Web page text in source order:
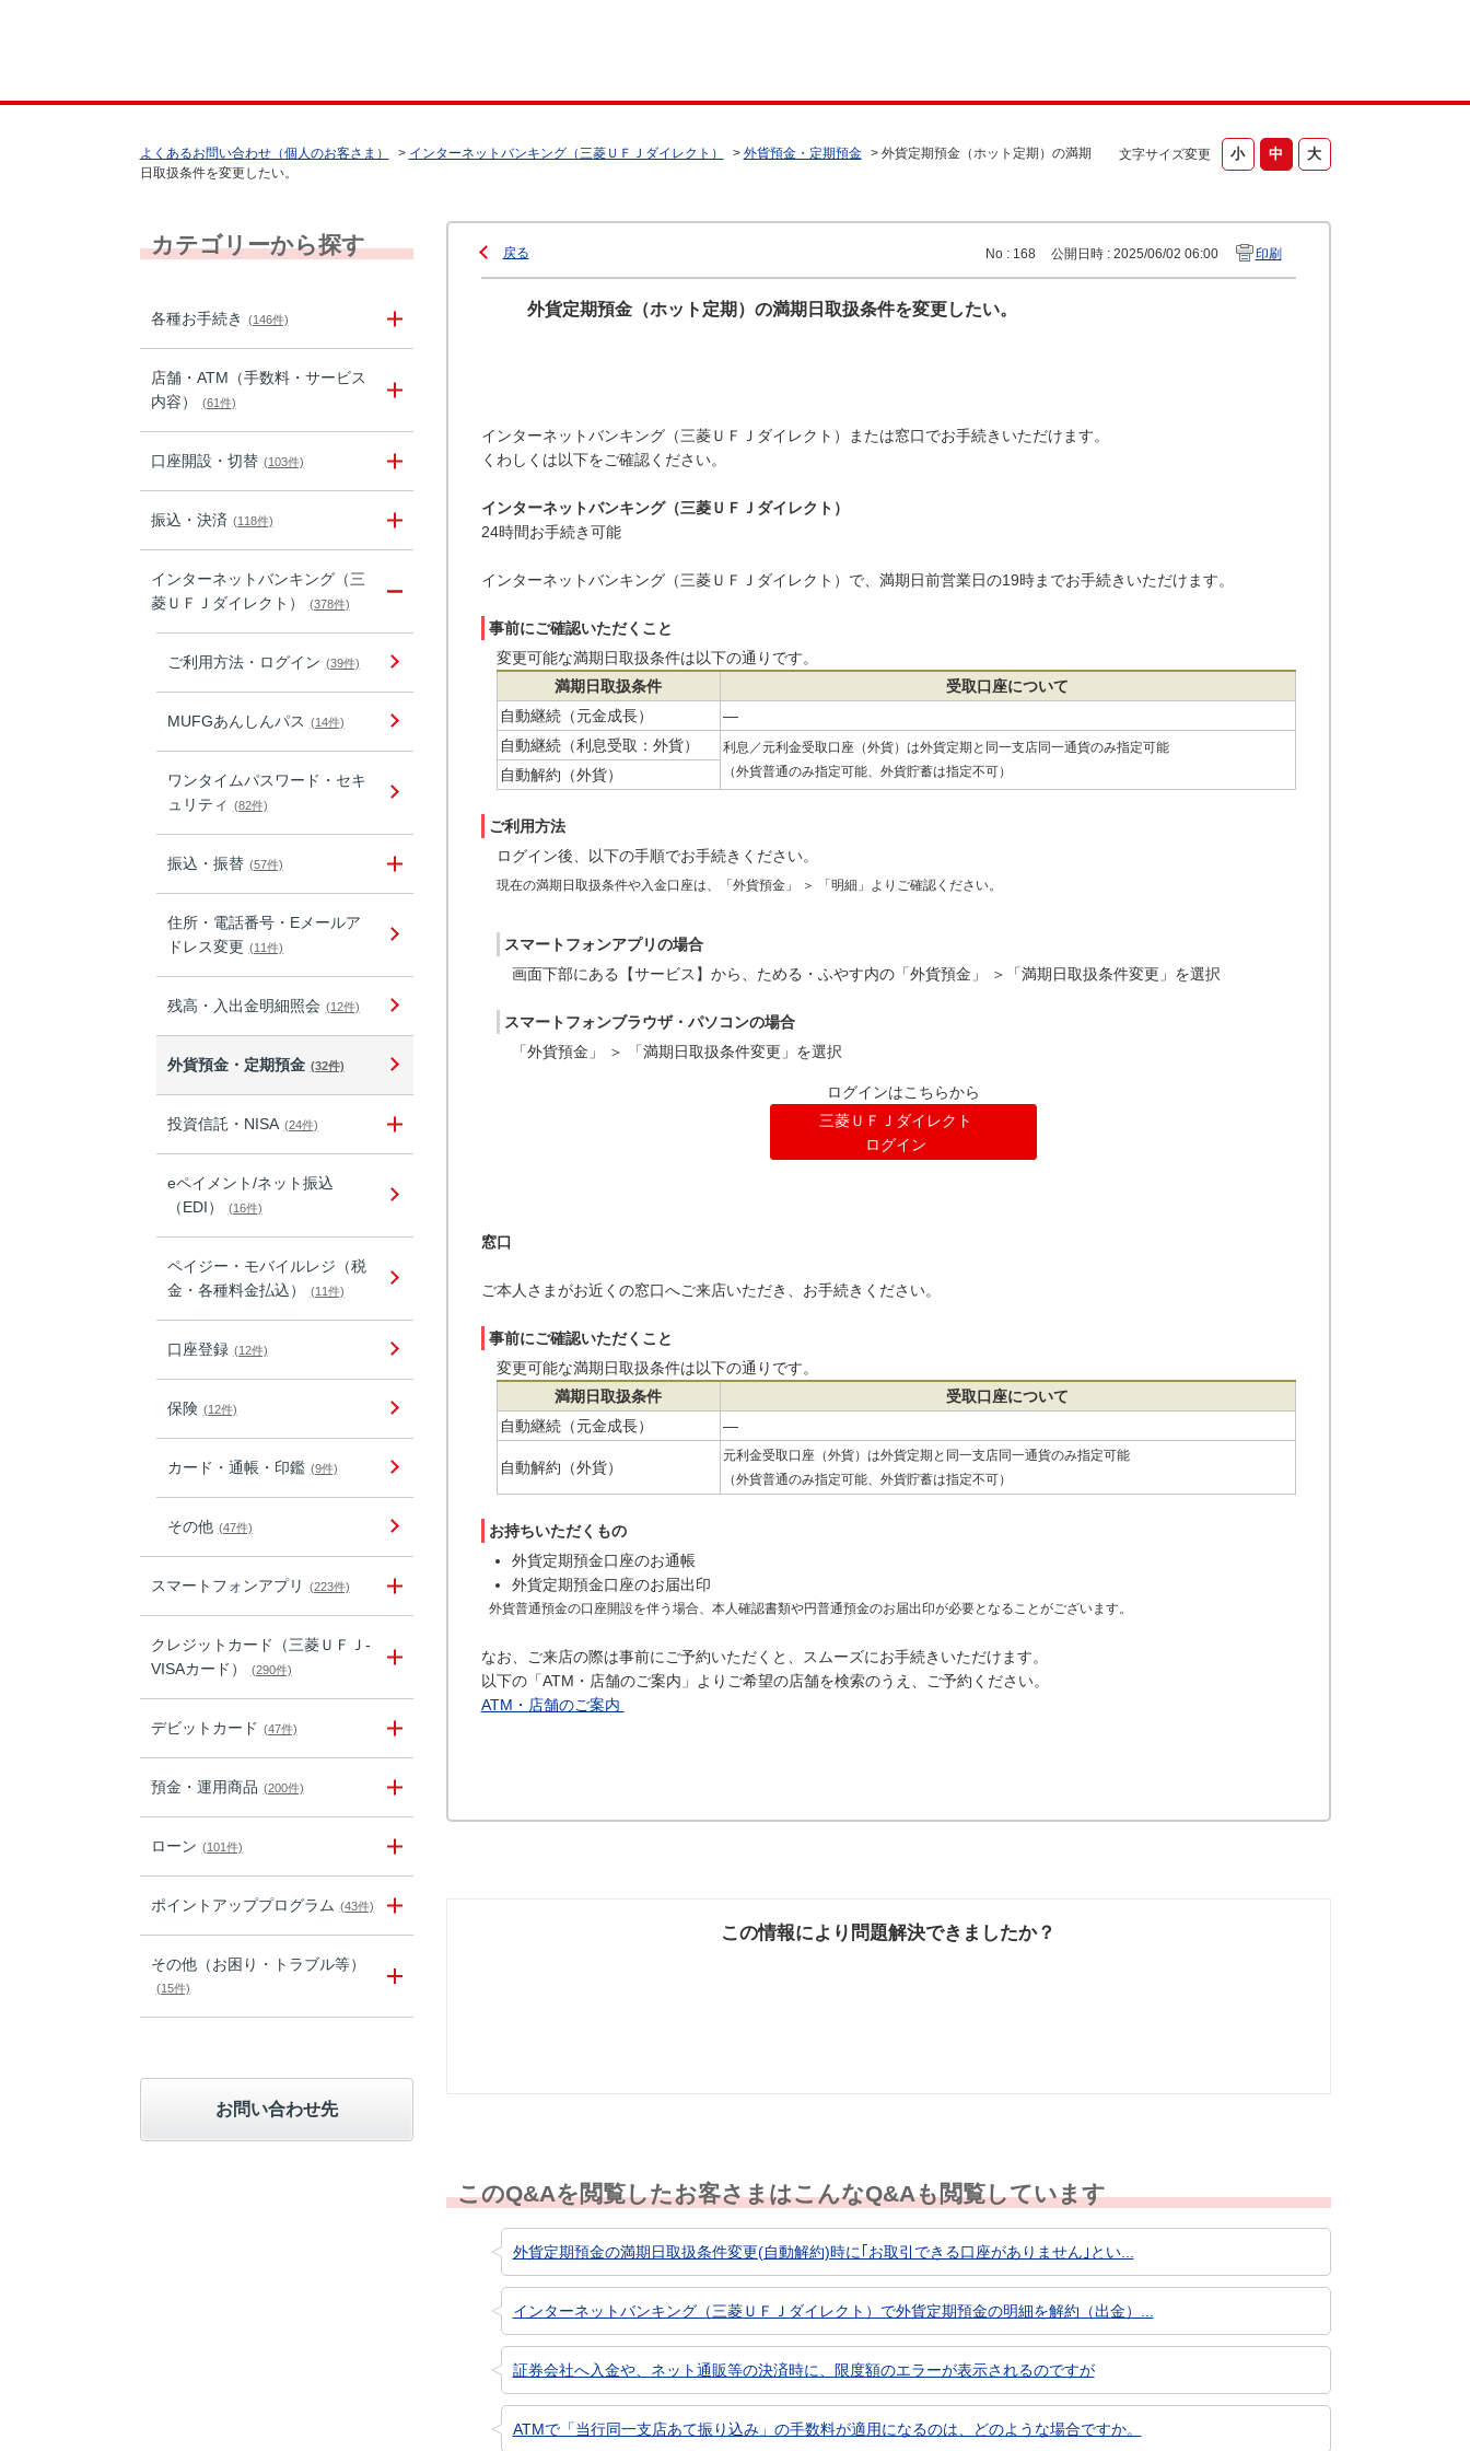
文字サイズ変更
よくあるお問い合わせ（個人のお客さま） > インターネットバンキング（三菱ＵＦＪダイレクト） > 外貨預金・定期預金 > 外貨定期預金（ホット定期）の満期
日取扱条件を変更したい。
カテゴリーから探す
各種お手続き (146件)
店舗・ATM（手数料・サービス
内容）
(61件)
口座開設・切替 (103件)
振込・決済 (118件)
インターネットバンキング（三
菱ＵＦＪダイレクト）
(378件)
ご利用方法・ログイン (39件)
MUFGあんしんパス (14件)
ワンタイムパスワード・セキ
ュリティ
(82件)
振込・振替 (57件)
住所・電話番号・Eメールア
ドレス変更 (11件)
残高・入出金明細照会 (12件)
外貨預金・定期預金 (32件)
投資信託・NISA (24件)
eペイメント/ネット振込
（EDI）
(16件)
ペイジー・モバイルレジ（税
金・各種料金払込）
(11件)
口座登録 (12件)
保険 (12件)
カード・通帳・印鑑 (9件)
その他 (47件)
スマートフォンアプリ (223件)
クレジットカード（三菱ＵＦＪ-
VISAカード）
(290件)
デビットカード (47件)
預金・運用商品 (200件)
ローン (101件)
ポイントアッププログラム (43件)
その他（お困り・トラブル等）
(15件)
お問い合わせ先
戻る No : 168 公開日時 : 2025/06/02 06:00 印刷
外貨定期預金（ホット定期）の満期日取扱条件を変更したい。
インターネットバンキング（三菱ＵＦＪダイレクト）または窓口でお手続きいただけます。
くわしくは以下をご確認ください。
インターネットバンキング（三菱ＵＦＪダイレクト）
24時間お手続き可能
インターネットバンキング（三菱ＵＦＪダイレクト）で、満期日前営業日の19時までお手続きいただけます。
事前にご確認いただくこと
変更可能な満期日取扱条件は以下の通りです。
満期日取扱条件
受取口座について
自動継続（元金成長）
―
自動継続（利息受取：外貨）
利息／元利金受取口座（外貨）は外貨定期と同一支店同一通貨のみ指定可能
（外貨普通のみ指定可能、外貨貯蓄は指定不可）
自動解約（外貨）
ご利用方法
ログイン後、以下の手順でお手続きください。
現在の満期日取扱条件や入金口座は、「外貨預金」 ＞ 「明細」よりご確認ください。
スマートフォンアプリの場合
画面下部にある【サービス】から、ためる・ふやす内の「外貨預金」 ＞「満期日取扱条件変更」を選択
スマートフォンブラウザ・パソコンの場合
「外貨預金」 ＞ 「満期日取扱条件変更」を選択
ログインはこちらから
三菱ＵＦＪダイレクト
ログイン
窓口
ご本人さまがお近くの窓口へご来店いただき、お手続きください。
事前にご確認いただくこと
変更可能な満期日取扱条件は以下の通りです。
満期日取扱条件
受取口座について
自動継続（元金成長）
―
自動解約（外貨）
元利金受取口座（外貨）は外貨定期と同一支店同一通貨のみ指定可能
（外貨普通のみ指定可能、外貨貯蓄は指定不可）
お持ちいただくもの
外貨定期預金口座のお通帳
外貨定期預金口座のお届出印
外貨普通預金の口座開設を伴う場合、本人確認書類や円普通預金のお届出印が必要となることがございます。
なお、ご来店の際は事前にご予約いただくと、スムーズにお手続きいただけます。
以下の「ATM・店舗のご案内」よりご希望の店舗を検索のうえ、ご予約ください。
ATM・店舗のご案内
この情報により問題解決できましたか？
このQ&Aを閲覧したお客さまはこんなQ&Aも閲覧しています
外貨定期預金の満期日取扱条件変更(自動解約)時に｢お取引できる口座がありません｣とい...
インターネットバンキング（三菱ＵＦＪダイレクト）で外貨定期預金の明細を解約（出金）...
証券会社へ入金や、ネット通販等の決済時に、限度額のエラーが表示されるのですが
ATMで「当行同一支店あて振り込み」の手数料が適用になるのは、どのような場合ですか。